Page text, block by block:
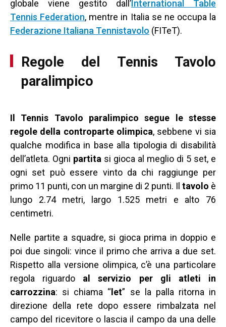
globale viene gestito dall’ International Table
Tennis Federation, mentre in Italia se ne occupa la
Federazione Italiana Tennistavolo (FITeT).
Regole del Tennis Tavolo
paralimpico
Il Tennis Tavolo paralimpico segue le stesse
regole della controparte olimpica, sebbene vi sia
qualche modifica in base alla tipologia di disabilità
dell’atleta. Ogni partita si gioca al meglio di 5 set, e
ogni set può essere vinto da chi raggiunge per
primo 11 punti, con un margine di 2 punti. Il tavolo è
lungo 2.74 metri, largo 1.525 metri e alto 76
centimetri.
Nelle partite a squadre, si gioca prima in doppio e
poi due singoli: vince il primo che arriva a due set.
Rispetto alla versione olimpica, c’è una particolare
regola riguardo al servizio per gli atleti in
carrozzina: si chiama “ let” se la palla ritorna in
direzione della rete dopo essere rimbalzata nel
campo del ricevitore o lascia il campo da una delle